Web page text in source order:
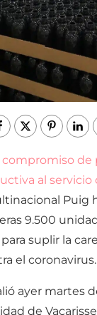
compromiso de
al servicio
Puig
9.500
suplir la
el coronavirus.
ayer martes
de